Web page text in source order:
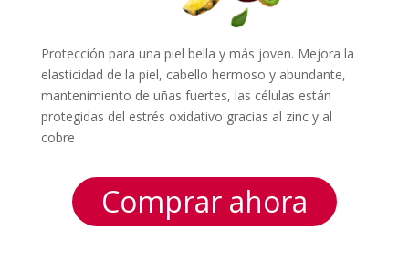
Protección para una piel bella y más joven. Mejora la
elasticidad de la piel, cabello hermoso y abundante,
mantenimiento de uñas fuertes, las células están
protegidas del estrés oxidativo gracias al zinc y al
cobre
Comprar ahora